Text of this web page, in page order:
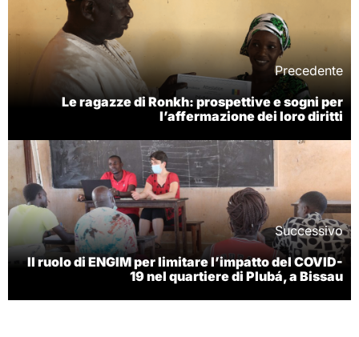
Precedente
Le ragazze di Ronkh: prospettive e sogni per
l’affermazione dei loro diritti
Successivo
Il ruolo di ENGIM per limitare l’impatto del COVID-
19 nel quartiere di Plubá, a Bissau